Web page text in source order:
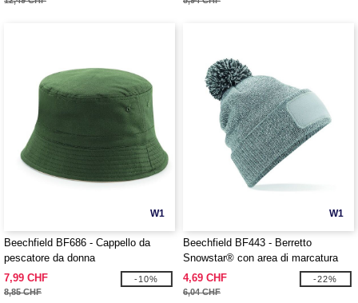
W1
Beechfield BF686 - Cappello da
pescatore da donna
7,99 CHF
8,85 CHF
-10%
W1
Beechfield BF443 - Berretto
Snowstar® con area di marcatura
4,69 CHF
6,04 CHF
-22%